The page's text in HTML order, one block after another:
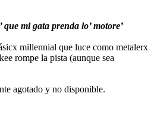
mi gata prenda lo’ motore’
millennial que luce como metalerx
rompe la pista (aunque sea
agotado y no disponible.